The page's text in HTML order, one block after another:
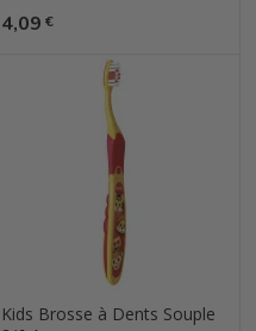
Prix
4,09 €
Kids Brosse à Dents Souple